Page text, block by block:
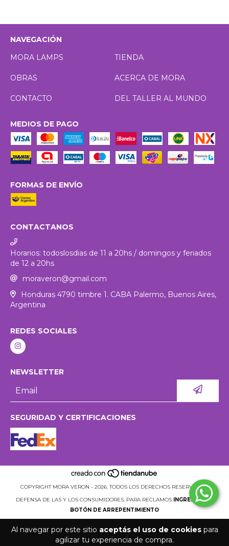
Al navegar por este sitio aceptás el uso de cookiespara
agilizar tu experiencia de compra.
NAVEGACIÓN
MORA LAMPS
TIENDA
OBRAS ACERCA DE MORA
CONTACTO DEL TALLER AL MUNDO
MEDIOS DE PAGO
FORMAS DE ENVÍO
CONTACTANOS
Horarios: todoslosdias de 11 a 20hs / domingos y feriados
de 12 a 20hs
moraveron@gmail.com
Honduras 4790 timbre 1. CABA Palermo, Buenos Aires,
Argentina
REDES SOCIALES
NEWSLETTER
SEGURIDAD Y CERTIFICACIONES
COPYRIGHT MORA VERON - 2026. TODOS LOS DERECHOS RESERVADOS.
DEFENSA DE LAS Y LOS CONSUMIDORES. PARA RECLAMOS INGRESÁ ACÁ.
BOTÓN DE ARREPENTIMIENTO